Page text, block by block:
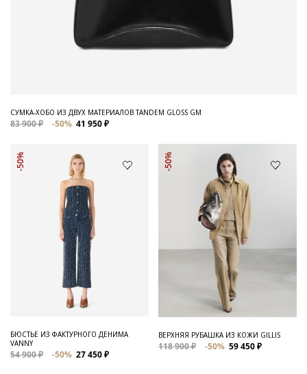
СУМКА-ХОБО ИЗ ДВУХ МАТЕРИАЛОВ TANDEM GLOSS GM
83 900 ₽ -50% 41 950 ₽
-50%
БЮСТЬЕ ИЗ ФАКТУРНОГО ДЕНИМА
VANNY
54 900 ₽ -50% 27 450 ₽
-50%
ВЕРХНЯЯ РУБАШКА ИЗ КОЖИ GILLIS
118 900 ₽ -50% 59 450 ₽